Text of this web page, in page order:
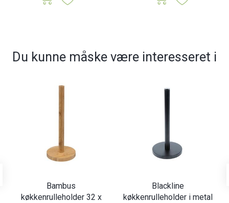
Du kunne måske være interesseret i
Bambus
køkkenrulleholder 32 x
Blackline
køkkenrulleholder i metal